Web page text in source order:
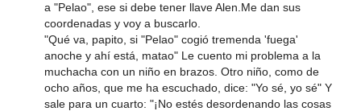
a "Pelao", ese si debe tener llave Alen.Me dan sus
coordenadas y voy a buscarlo.
"Qué va, papito, si "Pelao" cogió tremenda 'fuega'
anoche y ahí está, matao" Le cuento mi problema a la
muchacha con un niño en brazos. Otro niño, como de
ocho años, que me ha escuchado, dice: "Yo sé, yo sé" Y
sale para un cuarto: "¡No estés desordenando las cosas